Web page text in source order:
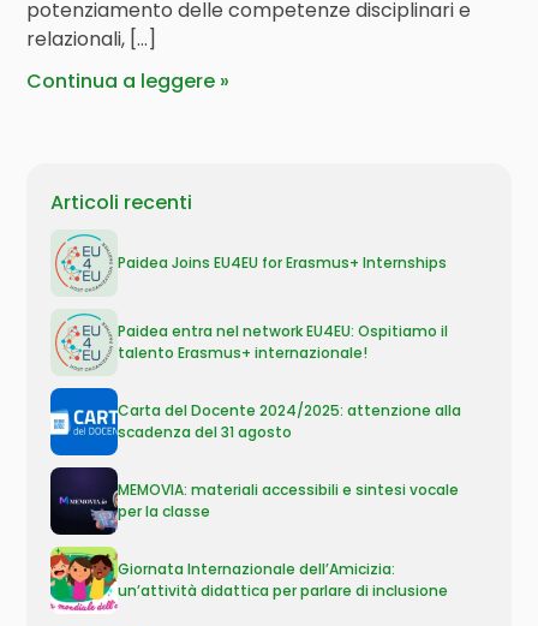
potenziamento delle competenze disciplinari e
relazionali, […]
Continua a leggere
Articoli recenti
Paidea Joins EU4EU for Erasmus+ Internships
Paidea entra nel network EU4EU: Ospitiamo il
talento Erasmus+ internazionale!
Carta del Docente 2024/2025: attenzione alla
scadenza del 31 agosto
MEMOVIA: materiali accessibili e sintesi vocale
per la classe
Giornata Internazionale dell’Amicizia:
un’attività didattica per parlare di inclusione